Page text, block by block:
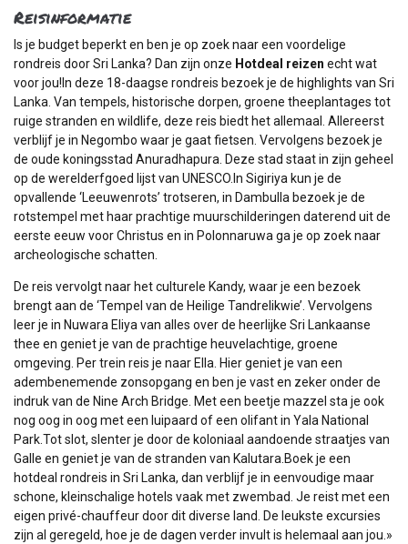
Reisinformatie
Is je budget beperkt en ben je op zoek naar een voordelige
rondreis door Sri Lanka? Dan zijn onze Hotdeal reizen echt wat
voor jou!In deze 18-daagse rondreis bezoek je de highlights van Sri
Lanka. Van tempels, historische dorpen, groene theeplantages tot
ruige stranden en wildlife, deze reis biedt het allemaal. Allereerst
verblijf je in Negombo waar je gaat fietsen. Vervolgens bezoek je
de oude koningsstad Anuradhapura. Deze stad staat in zijn geheel
op de werelderfgoed lijst van UNESCO.In Sigiriya kun je de
opvallende ‘Leeuwenrots’ trotseren, in Dambulla bezoek je de
rotstempel met haar prachtige muurschilderingen daterend uit de
eerste eeuw voor Christus en in Polonnaruwa ga je op zoek naar
archeologische schatten.
De reis vervolgt naar het culturele Kandy, waar je een bezoek
brengt aan de ‘Tempel van de Heilige Tandrelikwie’. Vervolgens
leer je in Nuwara Eliya van alles over de heerlijke Sri Lankaanse
thee en geniet je van de prachtige heuvelachtige, groene
omgeving. Per trein reis je naar Ella. Hier geniet je van een
adembenemende zonsopgang en ben je vast en zeker onder de
indruk van de Nine Arch Bridge. Met een beetje mazzel sta je ook
nog oog in oog met een luipaard of een olifant in Yala National
Park.Tot slot, slenter je door de koloniaal aandoende straatjes van
Galle en geniet je van de stranden van Kalutara.Boek je een
hotdeal rondreis in Sri Lanka, dan verblijf je in eenvoudige maar
schone, kleinschalige hotels vaak met zwembad. Je reist met een
eigen privé-chauffeur door dit diverse land. De leukste excursies
zijn al geregeld, hoe je de dagen verder invult is helemaal aan jou. »